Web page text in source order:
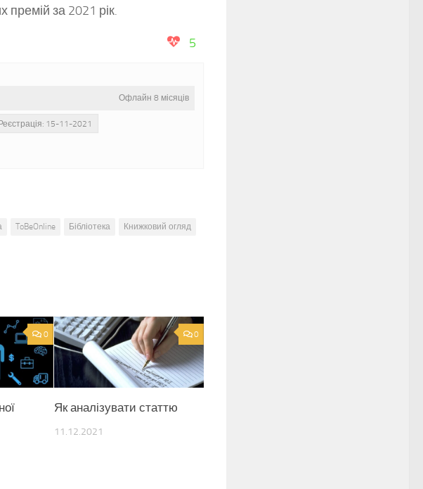
премій за 2021 рік.
5
Офлайн 8 місяців
Реєстрація: 15-11-2021
ToBeOnline Бібліотека
Книжковий огляд
0 0
Як аналізувати статтю
11.12.2021